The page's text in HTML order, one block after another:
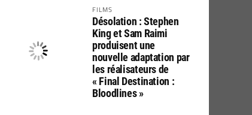
FILMS
Désolation : Stephen
King et Sam Raimi
produisent une
nouvelle adaptation par
les réalisateurs de
« Final Destination :
Bloodlines »